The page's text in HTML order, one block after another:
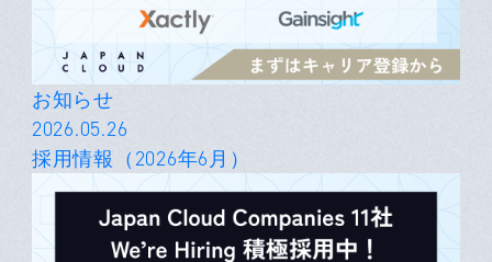
お知らせ
2026.05.26
採用情報（2026年6月）